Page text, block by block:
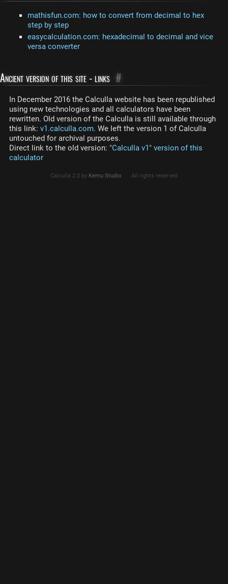
mathisfun.com: how to convert from decimal to hex
step by step
easycalculation.com: hexadecimal to decimal and vice
versa converter
Ancient version of this site - links #
In December 2016 the Calculla website has been republished
using new technologies and all calculators have been
rewritten. Old version of the Calculla is still available through
this link: v1.calculla.com. We left the version 1 of Calculla
untouched for archival purposes.
Direct link to the old version: "Calculla v1" version of this
calculator
Calculla 2.0 by Kemu Studio All rights reserved